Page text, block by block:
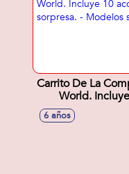
Carrito De La
World.
accesoiros
Modelos
6 años